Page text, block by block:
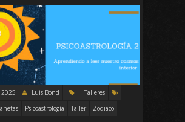
2025 Luis Bond
Talleres
Psicoastrología Taller Zodiaco